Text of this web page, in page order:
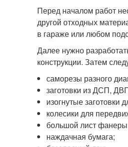
Перед началом работ
другой отходных
в гараже или любом
Далее нужно
конструкции. Затем
саморезы разного
заготовки из ДСП,
изогнутые заготовки
колесики для
большой лист
наждачная бумага;